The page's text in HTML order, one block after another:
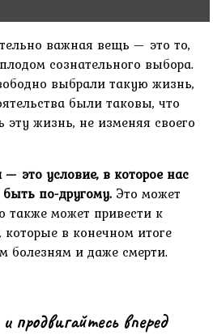
важная вещь — это то,
сознательного выбора.
выбрали такую ​​жизнь,
были таковы, что
эту жизнь, не изменяя своего
это условие, в которое нас
по-другому. Это может
также может привести к
которые в конечном итоге
болезням и даже смерти.
вперед